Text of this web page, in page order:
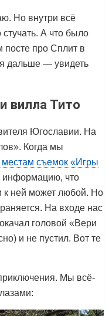
Но внутри всё
А что было
посте про Сплит в
дальше — увидеть
вилла Тито
Югославии. На
Когда мы
местам съемок «Игры
что
к ней может любой. Но
На входе нас
головой «Вери
и не пустил. Вот те
приключения. Мы всё-